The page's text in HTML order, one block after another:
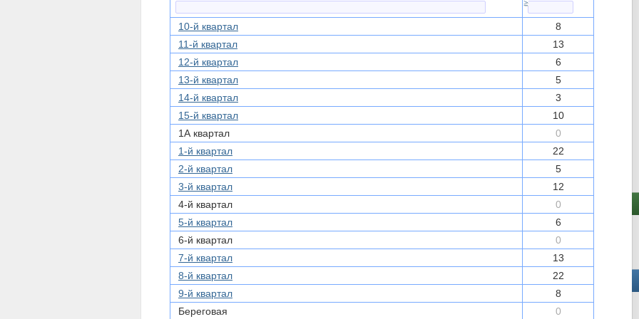
≥
10-й квартал
8
11-й квартал
13
12-й квартал
6
13-й квартал
5
14-й квартал
3
15-й квартал
10
1А квартал
0
1-й квартал
22
2-й квартал
5
3-й квартал
12
4-й квартал
0
5-й квартал
6
6-й квартал
0
7-й квартал
13
8-й квартал
22
9-й квартал
8
Береговая
0